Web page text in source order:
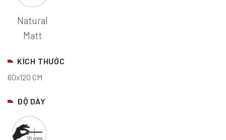
Natural
Matt
KÍCH THƯỚC
60x120 CM
ĐỘ DÀY